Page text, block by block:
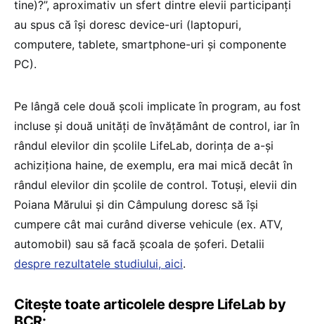
tine)?”, aproximativ un sfert dintre elevii participanți
au spus că își doresc device-uri (laptopuri,
computere, tablete, smartphone-uri și componente
PC).
Pe lângă cele două școli implicate în program, au fost
incluse și două unități de învățământ de control, iar în
rândul elevilor din școlile LifeLab, dorința de a-și
achiziționa haine, de exemplu, era mai mică decât în
rândul elevilor din școlile de control. Totuși, elevii din
Poiana Mărului și din Câmpulung doresc să își
cumpere cât mai curând diverse vehicule (ex. ATV,
automobil) sau să facă școala de șoferi. Detalii
despre rezultatele studiului, aici.
Citește toate articolele despre LifeLab by